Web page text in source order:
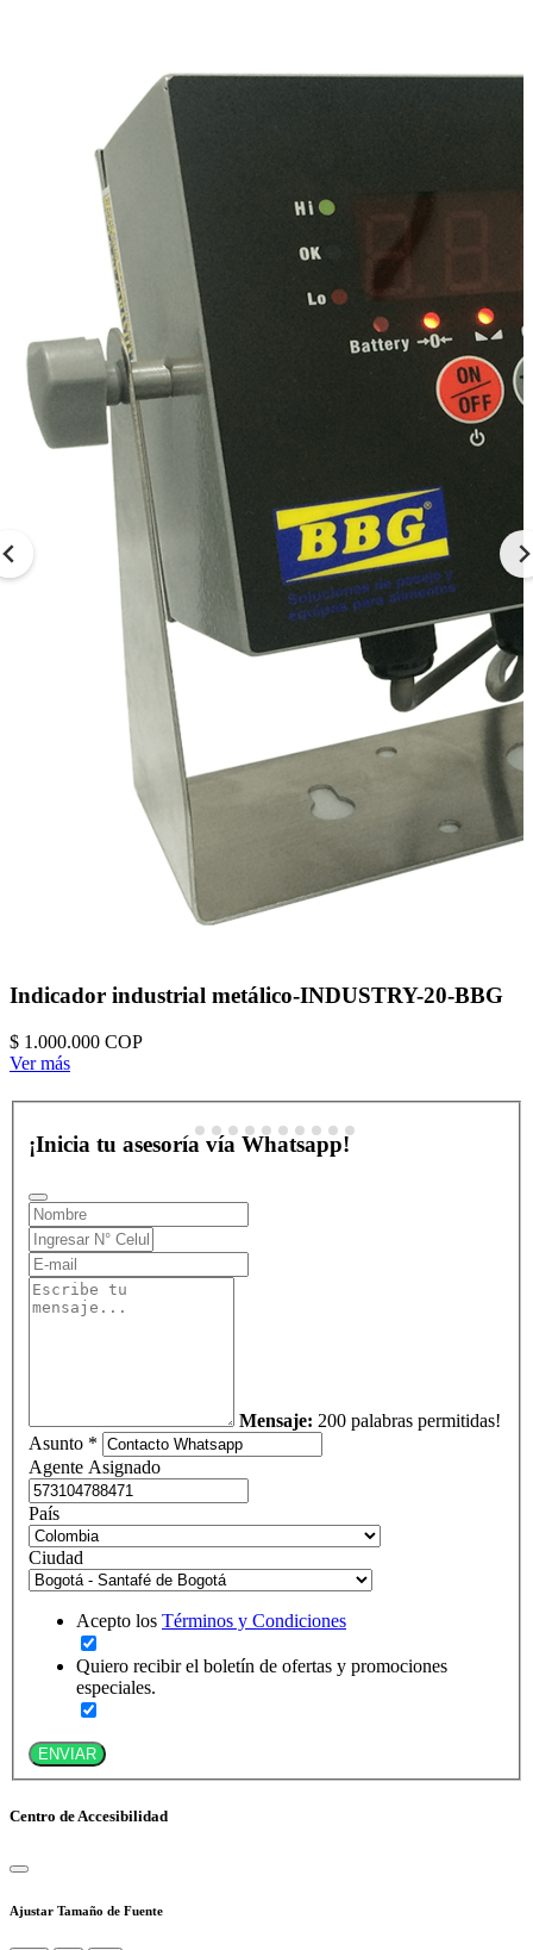
Indicador industrial metálico-INDUSTRY-20-BBG
$ 1.000.000 COP
Ver más
¡Inicia tu asesoría vía Whatsapp!
Mensaje: 200 palabras permitidas!
Asunto *
Agente Asignado
País
Ciudad
Acepto los Términos y Condiciones
Quiero recibir el boletín de ofertas y promociones
especiales.
ENVIAR
Centro de Accesibilidad
Ajustar Tamaño de Fuente